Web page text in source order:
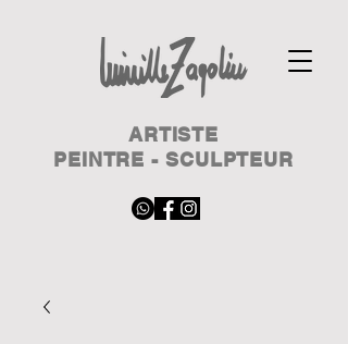
ARTISTE
PEINTRE - SCULPTEUR